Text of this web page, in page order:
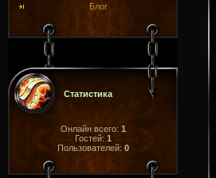
Блог
Статистика
Онлайн всего: 1
Гостей: 1
Пользователей: 0